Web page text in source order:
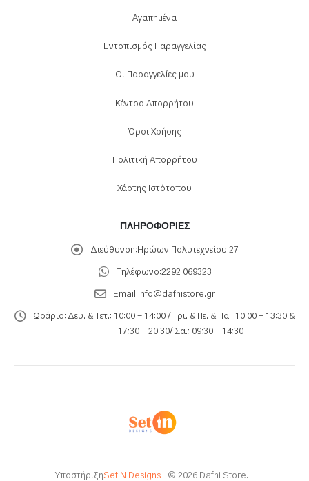
Αγαπημένα
Εντοπισμός Παραγγελίας
Οι Παραγγελίες μου
Κέντρο Απορρήτου
Όροι Χρήσης
Πολιτική Απορρήτου
Χάρτης Ιστότοπου
ΠΛΗΡΟΦΟΡΊΕΣ
Διεύθυνση: Ηρώων Πολυτεχνείου 27
Τηλέφωνο:2292 069323
Email:info@dafnistore.gr
Ωράριο: Δευ. & Τετ.: 10:00 - 14:00 / Τρι. & Πε. & Πα.: 10:00 – 13:30 &
17:30 – 20:30/ Σα.: 09:30 – 14:30
ΥποστήριξηSetIN Designs- © 2026 Dafni Store.